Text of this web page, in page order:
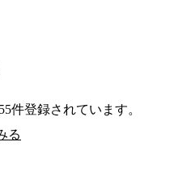
件登録されています。
る